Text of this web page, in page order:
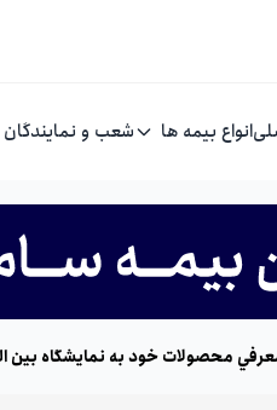
انواع بیمه ها شعب و نمایندگان
محصولات خود به نمايشگاه بين